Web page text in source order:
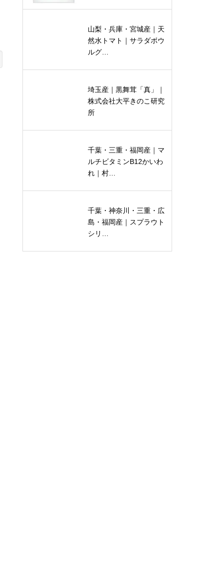
山梨・兵庫・宮城産｜天
然水トマト｜サラダボウ
ルグ…
埼玉産｜黒舞茸「真」｜
株式会社大平きのこ研究
所
千葉・三重・福岡産｜マ
ルチビタミンB12かいわ
れ｜村…
千葉・神奈川・三重・広
島・福岡産｜スプラウト
シリ…